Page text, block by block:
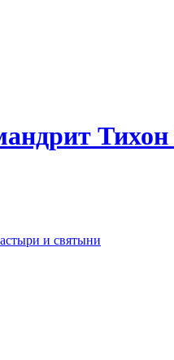
и святыни